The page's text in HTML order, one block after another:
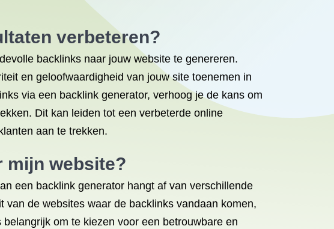
verbeteren?
backlinks naar jouw website te genereren.
en geloofwaardigheid van jouw site toenemen in
via een backlink generator, verhoog je de kans om
Dit kan leiden tot een verbeterde online
aan te trekken.
mijn website?
een backlink generator hangt af van verschillende
de websites waar de backlinks vandaan komen,
om te kiezen voor een betrouwbare en